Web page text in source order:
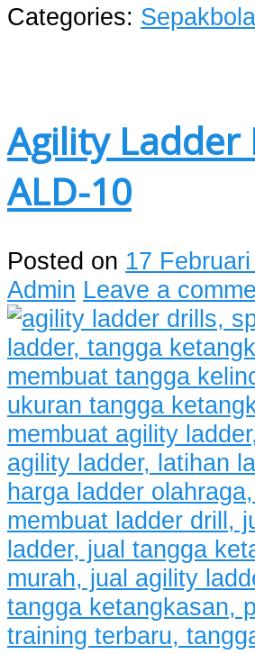
Categories: Sepakbola
Agility Ladder
ALD-10
Posted on 17
Admin Leave a